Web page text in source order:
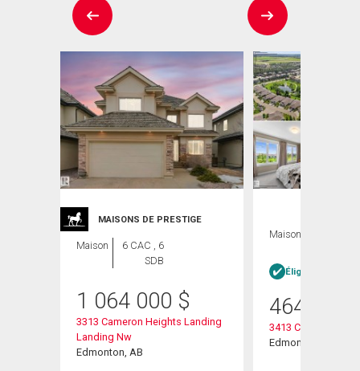
MAISONS DE PRESTIGE
Maison
6 CAC , 6
SDB
1 064 000 $
3313 Cameron Heights Landing
Landing Nw
Edmonton, AB
Maison
Éligible Louer
464 900
3413 Cameron
Edmonton, AB